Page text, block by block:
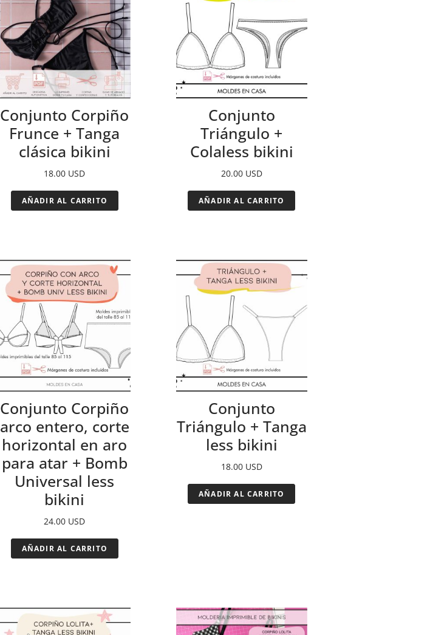
Conjunto Corpiño
Frunce + Tanga
clásica bikini
18.00 USD
AÑADIR AL CARRITO
Conjunto
Triángulo +
Colaless bikini
20.00 USD
AÑADIR AL CARRITO
Conjunto Corpiño
arco entero, corte
horizontal en aro
para atar + Bomb
Universal less
bikini
24.00 USD
AÑADIR AL CARRITO
Conjunto
Triángulo + Tanga
less bikini
18.00 USD
AÑADIR AL CARRITO